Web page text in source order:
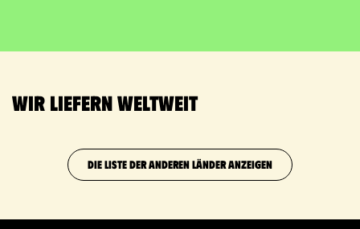
Wir liefern weltweit
DIE LISTE DER ANDEREN LÄNDER ANZEIGEN